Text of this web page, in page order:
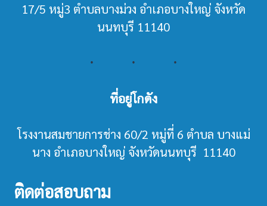
17/5 หมู่3 ตำบลบางม่วง อำเภอบางใหญ่ จังหวัด
นนทบุรี 11140
ที่อยู่โกดัง
โรงงานสมชายการช่าง 60/2 หมู่ที่ 6 ตำบล บางแม่
นาง อำเภอบางใหญ่ จังหวัดนนทบุรี 11140
ติดต่อสอบถาม